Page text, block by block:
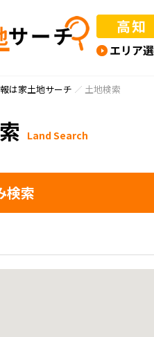
は家土地サーチ 土地検索
Land Search
検索